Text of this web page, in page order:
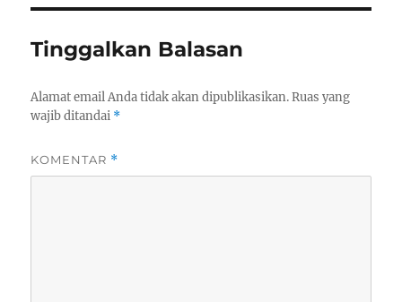
Tinggalkan Balasan
Alamat email Anda tidak akan dipublikasikan. Ruas yang
wajib ditandai *
KOMENTAR *